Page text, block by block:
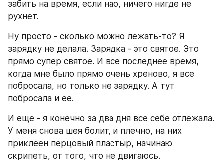
забить на время, если нао, ничего нигде не
рухнет.
Ну просто - сколько можно лежать-то? Я
зарядку не делала. Зарядка - это святое. Это
прямо супер святое. И все последнее время,
когда мне было прямо очень хреново, я все
побросала, но только не зарядку. А тут
побросала и ее.
И еще - я конечно за два дня все себе отлежала.
У меня снова шея болит, и плечно, на них
приклеен перцовый пластыр, начинаю
скрипеть, от того, что не двигаюсь.